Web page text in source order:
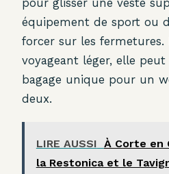
équipement de sport ou
forcer sur les fermetures.
voyageant léger, elle
bagage unique pour un
deux.
LIRE AUSSI À Corte en
la Restonica et le